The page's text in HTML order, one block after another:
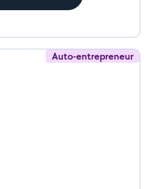
Auto-entrepreneur